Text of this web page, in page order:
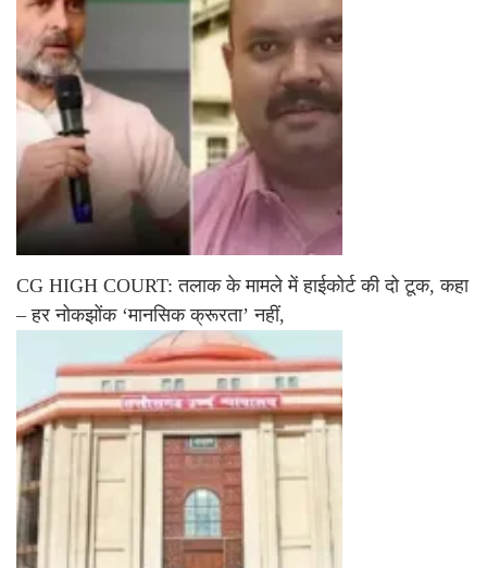
CG HIGH COURT: तलाक के मामले में हाईकोर्ट की दो टूक, कहा
– हर नोकझोंक ‘मानसिक क्रूरता’ नहीं,